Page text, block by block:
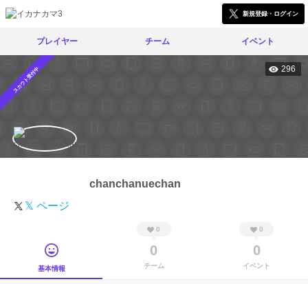
新規登録・ログイン
プレイヤー チーム イベント
スカウト受付中 296
chanchanuechan
𝕏 ページ
基本情報
0
0
チーム
0
0
イベント